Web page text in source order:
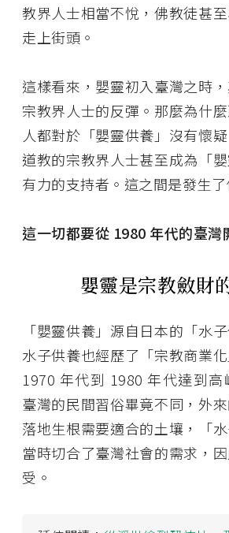
教界人士相當不悅，佛教徒甚
走上街頭。
這樣看來，嬰靈初入臺灣之時
宗教界人士的反彈。那麼為什
人都對於「嬰靈供養」沒有懷
道教的宗教界人士甚至成為「
有力的支持者。這之間是發生了
這一切都要從 1980 年代的臺灣
嬰靈是宗教斂財
「嬰靈供養」源自日本的「水
水子供養也經歷了「宗教商業
1970 年代到 1980 年代達到
臺灣的民間習俗畢竟不同，外
落地生根需要適合的土壤，「
當時切合了臺灣社會的需求，
受。